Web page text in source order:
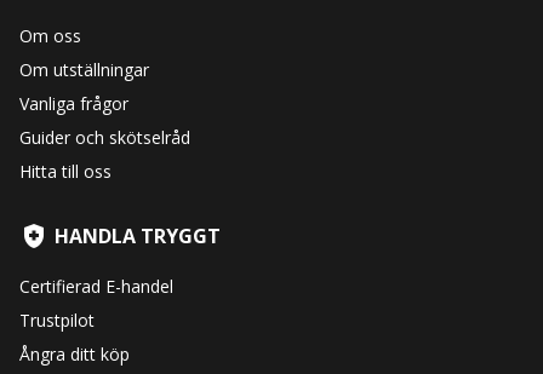
Om oss
Om utställningar
Vanliga frågor
Guider och skötselråd
Hitta till oss
HANDLA TRYGGT
Certifierad E-handel
Trustpilot
Ångra ditt köp